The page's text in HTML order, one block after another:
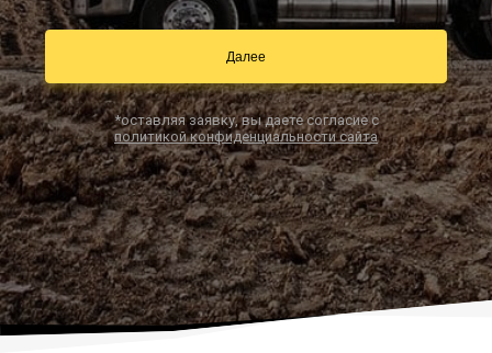
Далее
*оставляя заявку, вы даете согласие с
политикой конфиденциальности сайта